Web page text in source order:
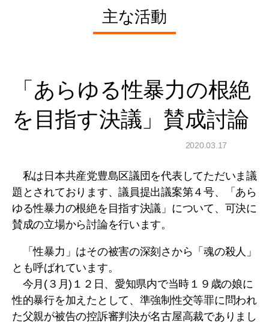
主な活動
「あらゆる性暴力の根絶
を目指す決議」賛成討論
2020.03.17
私は日本共産党豊島区議団を代表してただいま議
題とされております、議員提出議案第４号、「あら
ゆる性暴力の根絶を目指す決議」について、可決に
賛成の立場から討論を行います。
「性暴力」はその被害の深刻さから「魂の殺人」
とも呼ばれています。
今月(３月)１２日、愛知県内で当時１９歳の娘に
性的暴行を加えたとして、準強制性交等罪に問われ
た父親が被告の控訴審判決が名古屋高裁でありまし